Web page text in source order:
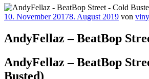
Veröffentlicht
10. November 20178. August 2019 von
AndyFellaz – BeatBop
AndyFellaz – BeatBop
Busted)